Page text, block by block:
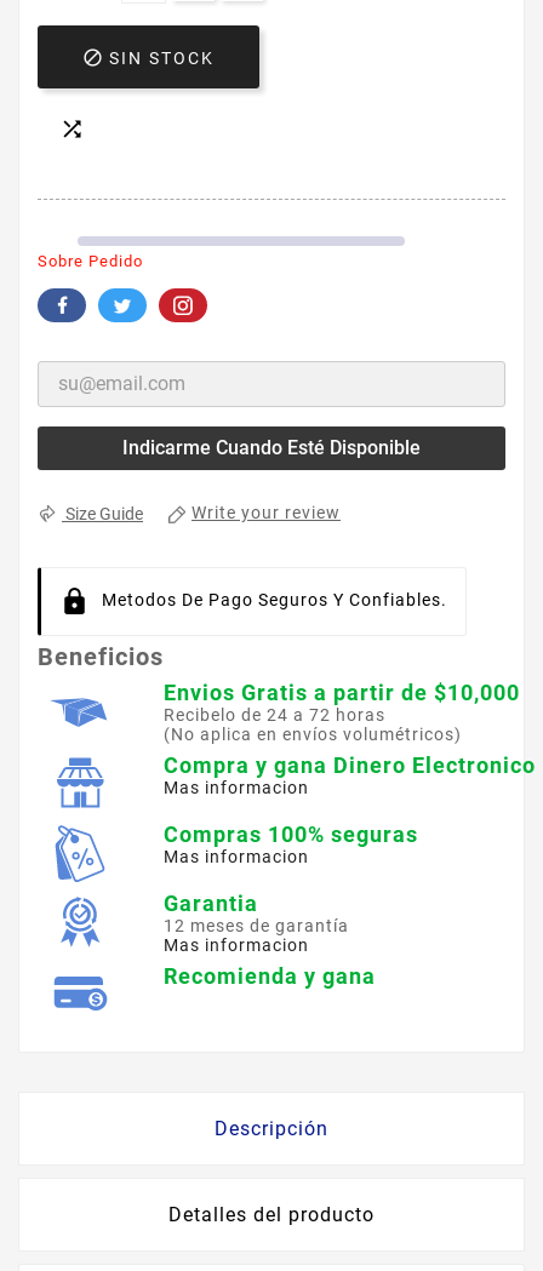
 SIN STOCK

Sobre Pedido
Indicarme Cuando Esté Disponible
Size Guide Write your review
Metodos De Pago Seguros Y Confiables.
Beneficios
Envios Gratis a partir de $10,000
Recibelo de 24 a 72 horas
(No aplica en envíos volumétricos)
Compra y gana Dinero Electronico
Mas informacion
Compras 100% seguras
Mas informacion
Garantia
12 meses de garantía
Mas informacion
Recomienda y gana
Descripción
Detalles del producto